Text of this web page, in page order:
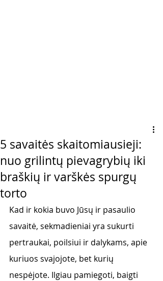
5 savaitės skaitomiausieji:
nuo grilintų pievagrybių iki
braškių ir varškės spurgų
torto
Kad ir kokia buvo Jūsų ir pasaulio
savaitė, sekmadieniai yra sukurti
pertraukai, poilsiui ir dalykams, apie
kuriuos svajojote, bet kurių
nespėjote. Ilgiau pamiegoti, baigti